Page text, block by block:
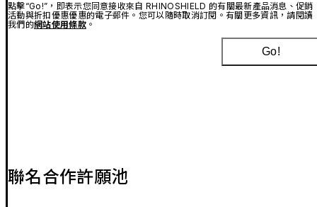
點擊“Go!”，即表示您同意接收來自 RHINOSHIELD 的有關最新產品消息、促銷
活動與折扣優惠優惠的電子郵件。您可以隨時取消訂閱。有關更多資訊，請閱讀
我們的網站使用條款。
Go!
聯名合作許願池